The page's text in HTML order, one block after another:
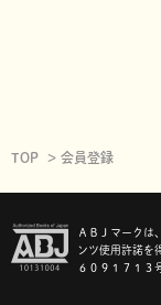
TOP 会員登録
ＡＢＪマークは
ンツ使用許諾を
６０９１７１３